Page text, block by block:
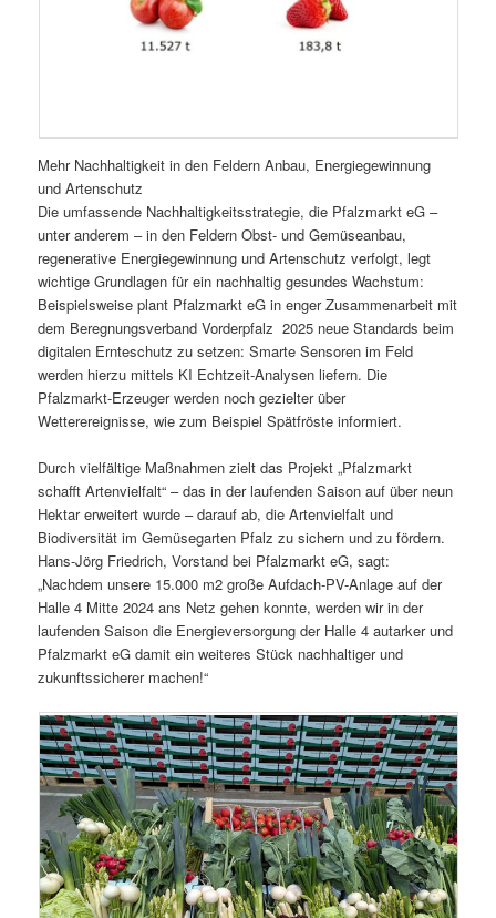
Mehr Nachhaltigkeit in den Feldern Anbau, Energiegewinnung
und Artenschutz
Die umfassende Nachhaltigkeitsstrategie, die Pfalzmarkt eG –
unter anderem – in den Feldern Obst- und Gemüseanbau,
regenerative Energiegewinnung und Artenschutz verfolgt, legt
wichtige Grundlagen für ein nachhaltig gesundes Wachstum:
Beispielsweise plant Pfalzmarkt eG in enger Zusammenarbeit mit
dem Beregnungsverband Vorderpfalz 2025 neue Standards beim
digitalen Ernteschutz zu setzen: Smarte Sensoren im Feld
werden hierzu mittels KI Echtzeit-Analysen liefern. Die
Pfalzmarkt-Erzeuger werden noch gezielter über
Wetterereignisse, wie zum Beispiel Spätfröste informiert.
Durch vielfältige Maßnahmen zielt das Projekt „Pfalzmarkt
schafft Artenvielfalt“ – das in der laufenden Saison auf über neun
Hektar erweitert wurde – darauf ab, die Artenvielfalt und
Biodiversität im Gemüsegarten Pfalz zu sichern und zu fördern.
Hans-Jörg Friedrich, Vorstand bei Pfalzmarkt eG, sagt:
„Nachdem unsere 15.000 m2 große Aufdach-PV-Anlage auf der
Halle 4 Mitte 2024 ans Netz gehen konnte, werden wir in der
laufenden Saison die Energieversorgung der Halle 4 autarker und
Pfalzmarkt eG damit ein weiteres Stück nachhaltiger und
zukunftssicherer machen!“